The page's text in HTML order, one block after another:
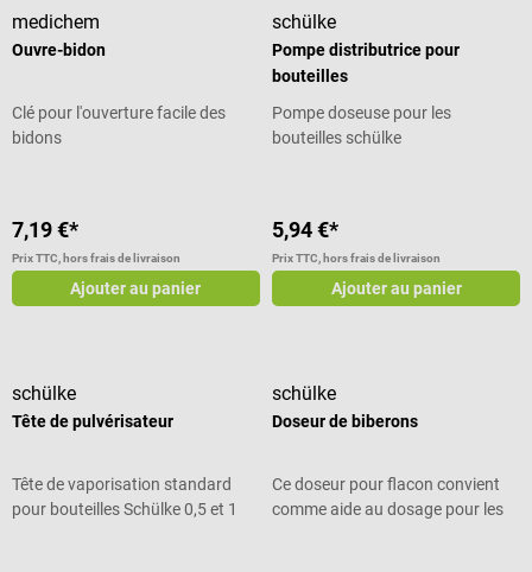
medichem
Ouvre-bidon
Clé pour l'ouverture facile des
bidons
7,19 €*
Prix TTC, hors frais de livraison
Ajouter au panier
schülke
Pompe distributrice pour
bouteilles
Pompe doseuse pour les
bouteilles schülke
5,94 €*
Prix TTC, hors frais de livraison
Ajouter au panier
schülke
Tête de pulvérisateur
Tête de vaporisation standard
pour bouteilles Schülke 0,5 et 1
schülke
Doseur de biberons
Ce doseur pour flacon convient
comme aide au dosage pour les